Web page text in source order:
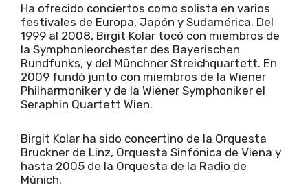
Ha ofrecido conciertos como solista en varios
festivales de Europa, Japón y Sudamérica. Del
1999 al 2008, Birgit Kolar tocó con miembros de
la Symphonieorchester des Bayerischen
Rundfunks, y del Münchner Streichquartett. En
2009 fundó junto con miembros de la Wiener
Philharmoniker y de la Wiener Symphoniker el
Seraphin Quartett Wien.
Birgit Kolar ha sido concertino de la Orquesta
Bruckner de Linz, Orquesta Sinfónica de Viena y
hasta 2005 de la Orquesta de la Radio de
Múnich.